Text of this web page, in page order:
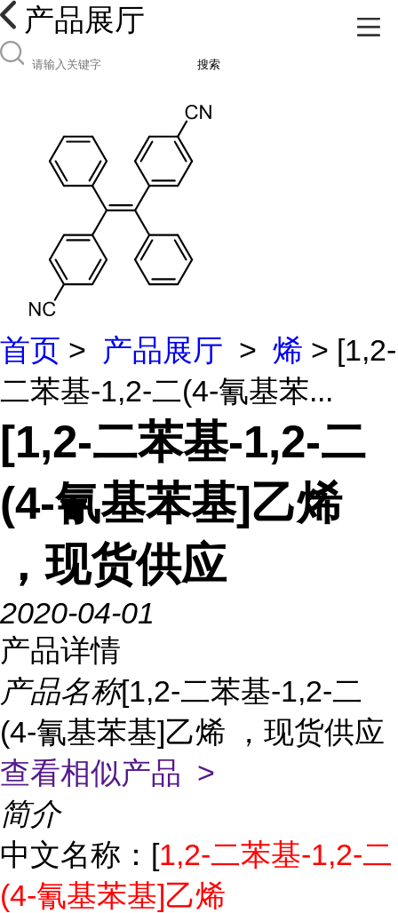
产品展厅
搜索
首页 > 产品展厅 > 烯 > [1,2-
二苯基-1,2-二(4-氰基苯...
[1,2-二苯基-1,2-二
(4-氰基苯基]乙烯
，现货供应
2020-04-01
产品详情
产品名称[1,2-二苯基-1,2-二
(4-氰基苯基]乙烯 ，现货供应
查看相似产品 >
简介
中文名称：[1,2-二苯基-1,2-二
(4-氰基苯基]乙烯